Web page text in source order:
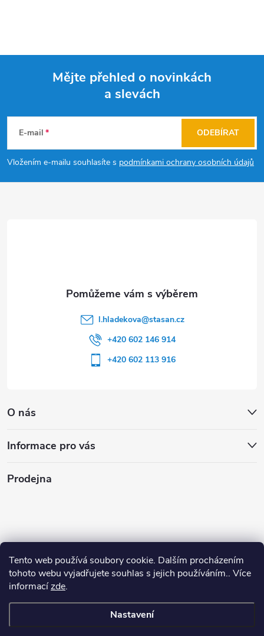
Tento web používá soubory cookie. Dalším procházením
tohoto webu vyjadřujete souhlas s jejich používáním.. Více
informacízde.
Nastavení
p
a
Mějte přehled o novinkách
a slevách
E-mail
Vložením e-mailu souhlasíte s podmínkami ochrany osobních údajů
ODEBÍRAT
O nás
Informace pro vás
l.hladekova@stasan.cz
+420 602 146 914
+420 602 113 916
Prodejna